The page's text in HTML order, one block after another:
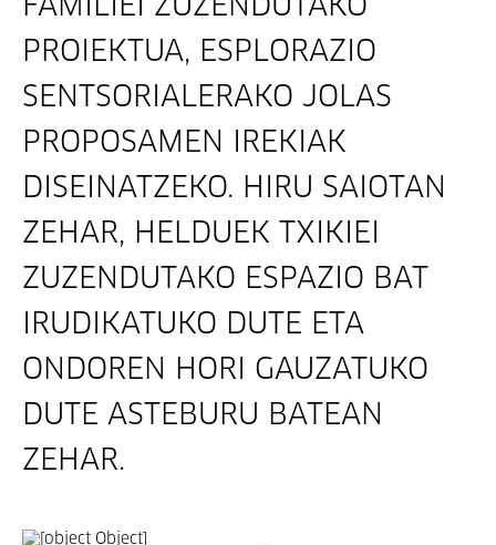
FAMILIEI ZUZENDUTAKO
PROIEKTUA, ESPLORAZIO
SENTSORIALERAKO JOLAS
PROPOSAMEN IREKIAK
DISEINATZEKO. HIRU SAIOTAN
ZEHAR, HELDUEK TXIKIEI
ZUZENDUTAKO ESPAZIO BAT
IRUDIKATUKO DUTE ETA
ONDOREN HORI GAUZATUKO
DUTE ASTEBURU BATEAN
ZEHAR.